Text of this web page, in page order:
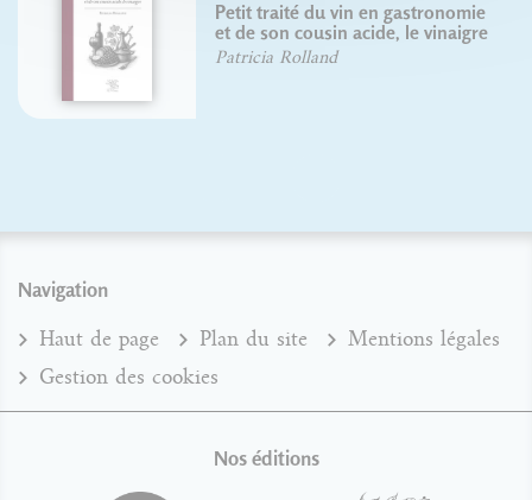
Petit traité du vin en gastronomie
et de son cousin acide, le vinaigre
Patricia Rolland
Navigation
Haut de page Plan du site
Mentions légales
Gestion des cookies
Nos éditions